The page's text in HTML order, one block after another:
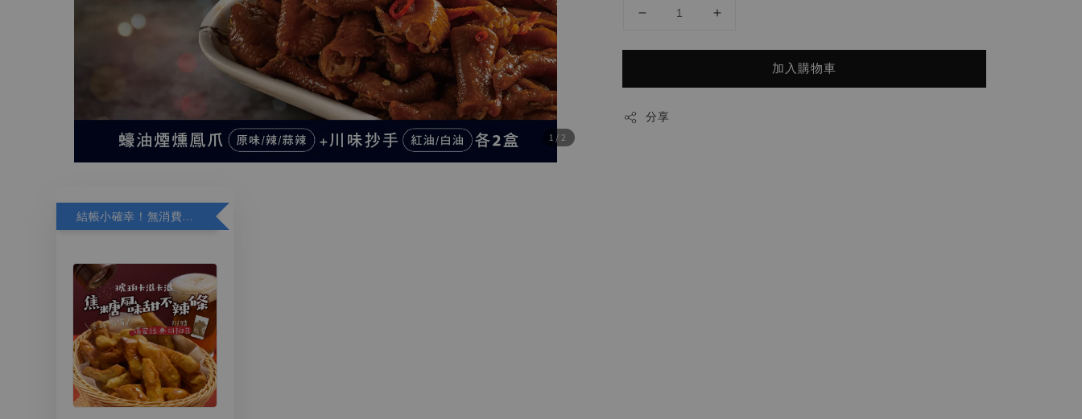
1 /2
加入購物車
分享
結帳小確幸！無消費門檻，精選商品加購再折 10 元